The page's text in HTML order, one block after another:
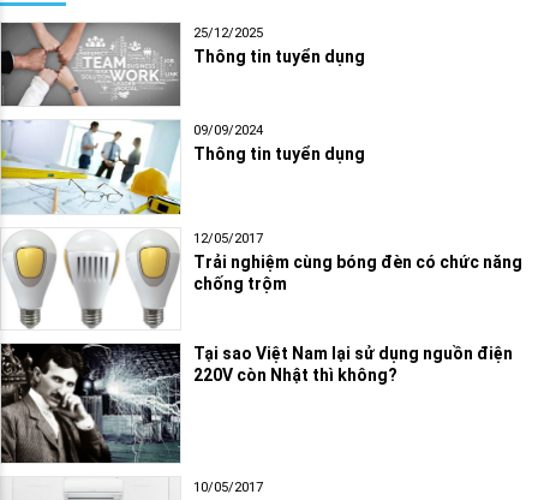
25/12/2025
Thông tin tuyển dụng
09/09/2024
Thông tin tuyển dụng
12/05/2017
Trải nghiệm cùng bóng đèn có chức năng
chống trộm
Tại sao Việt Nam lại sử dụng nguồn điện
220V còn Nhật thì không?
10/05/2017